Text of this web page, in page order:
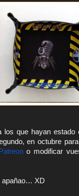
los que hayan
en octubre
o modificar
apañao… XD